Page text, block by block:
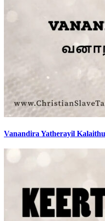
Vanandira Yatherayil